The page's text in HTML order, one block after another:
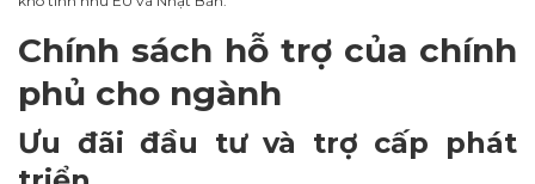
Chính sách hỗ trợ của chính
phủ cho ngành
Ưu đãi đầu tư và trợ cấp phát